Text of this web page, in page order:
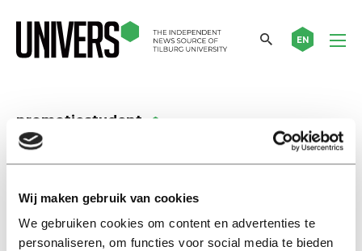
Wij maken gebruik van cookies
We gebruiken cookies om content en advertenties te
personaliseren, om functies voor social media te bieden
EN
promotiestudent
Veel kritiek op plan
beurspromovendi
25 februari 2015